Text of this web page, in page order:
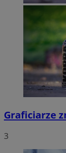
Graficiarze
3